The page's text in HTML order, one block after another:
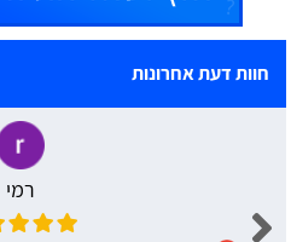
חוות דעת אחרונות
רמי